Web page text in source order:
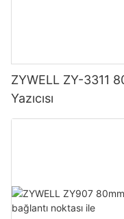
ZYWELL ZY-3311
Yazıcısı